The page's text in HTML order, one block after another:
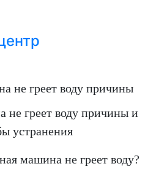
не греет воду причины
не греет воду причины и
устранения
машина не греет воду?